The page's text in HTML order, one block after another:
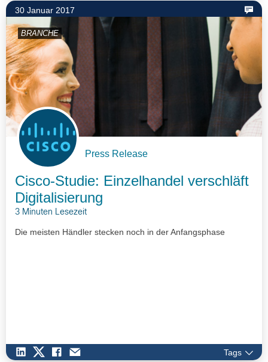
30 Januar 2017
BRANCHE
Press Release
Cisco-Studie: Einzelhandel verschläft
Digitalisierung
3 Minuten Lesezeit
Die meisten Händler stecken noch in der Anfangsphase
Tags